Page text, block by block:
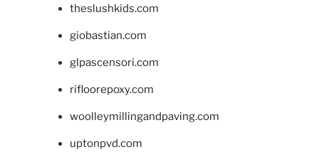
theslushkids.com
giobastian.com
glpascensori.com
rifloorepoxy.com
woolleymillingandpaving.com
uptonpvd.com